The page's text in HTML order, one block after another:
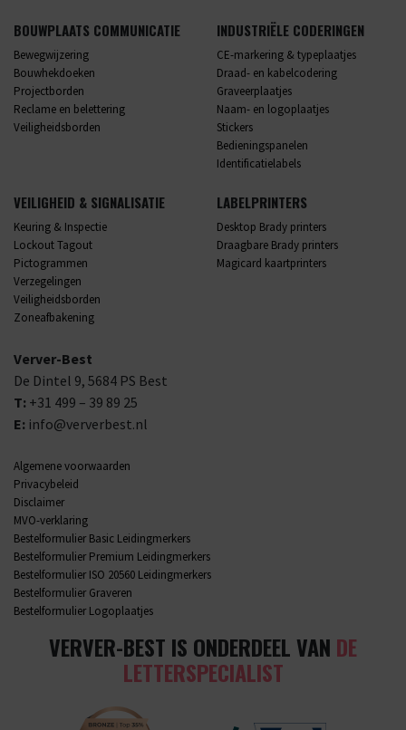
BOUWPLAATS COMMUNICATIE
Bewegwijzering
Bouwhekdoeken
Projectborden
Reclame en belettering
Veiligheidsborden
INDUSTRIËLE CODERINGEN
CE-markering & typeplaatjes
Draad- en kabelcodering
Graveerplaatjes
Naam- en logoplaatjes
Stickers
Bedieningspanelen
Identificatielabels
VEILIGHEID & SIGNALISATIE
Keuring & Inspectie
Lockout Tagout
Pictogrammen
Verzegelingen
Veiligheidsborden
Zoneafbakening
LABELPRINTERS
Desktop Brady printers
Draagbare Brady printers
Magicard kaartprinters
Verver-Best
De Dintel 9, 5684 PS Best
T: +31 499 – 39 89 25
E: info@ververbest.nl
Algemene voorwaarden
Privacybeleid
Disclaimer
MVO-verklaring
Bestelformulier Basic Leidingmerkers
Bestelformulier Premium Leidingmerkers
Bestelformulier ISO 20560 Leidingmerkers
Bestelformulier Graveren
Bestelformulier Logoplaatjes
VERVER-BEST IS ONDERDEEL VAN DE
LETTERSPECIALIST